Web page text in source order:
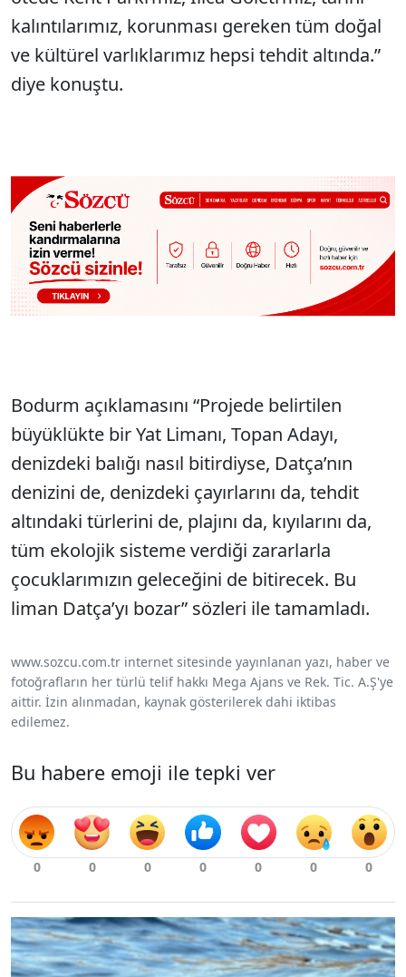
kalıntılarımız, korunması gereken tüm doğal
ve kültürel varlıklarımız hepsi tehdit altında.”
diye konuştu.
Bodurm açıklamasını “Projede belirtilen
büyüklükte bir Yat Limanı, Topan Adayı,
denizdeki balığı nasıl bitirdiyse, Datça’nın
denizini de, denizdeki çayırlarını da, tehdit
altındaki türlerini de, plajını da, kıyılarını da,
tüm ekolojik sisteme verdiği zararlarla
çocuklarımızın geleceğini de bitirecek. Bu
liman Datça’yı bozar” sözleri ile tamamladı.
www.sozcu.com.tr internet sitesinde yayınlanan yazı, haber ve
fotoğrafların her türlü telif hakkı Mega Ajans ve Rek. Tic. A.Ş'ye
aittir. İzin alınmadan, kaynak gösterilerek dahi iktibas
edilemez.
Bu habere emoji ile tepki ver